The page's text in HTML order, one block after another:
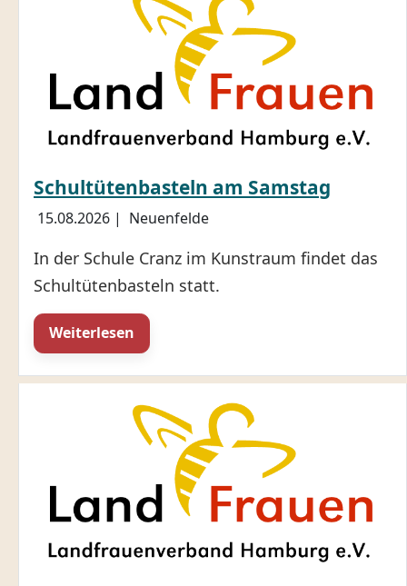
Schultütenbasteln am Samstag
15.08.2026 | Neuenfelde
In der Schule Cranz im Kunstraum findet das
Schultütenbasteln statt.
Weiterlesen